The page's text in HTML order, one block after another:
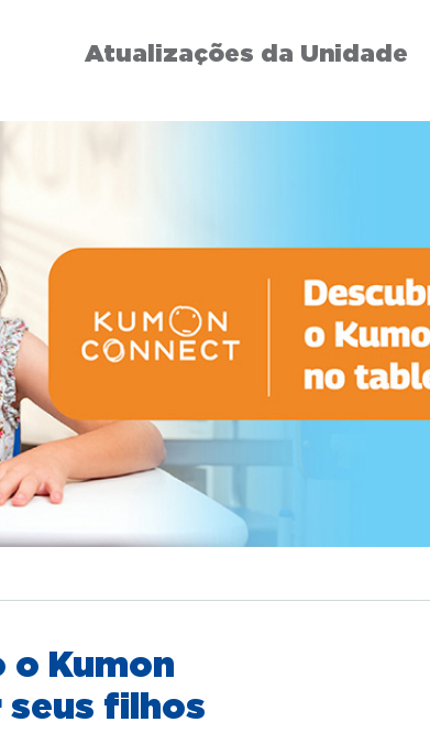
Atualizações da Unidade
o Kumon
filhos